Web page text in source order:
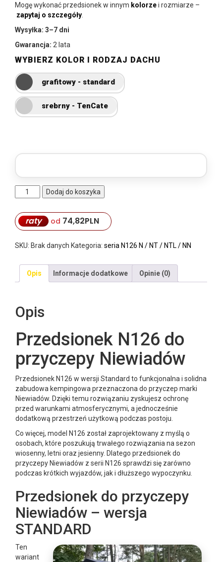
Mogę wykonać przedsionek w innym kolorzei rozmiarze –
zapytaj o szczegóły
Wysyłka: 3–7 dni
Gwarancja: 2 lata
WYBIERZ KOLOR I RODZAJ DACHU
grafitowy - standard
srebrny - TenCate
ilość
przedsionek
N126NTL
N126NN
Dodaj do koszyka
raty od 74,82PLN
SKU: Brak danych Kategoria: seria N126 N / NT / NTL / NN
Opis Informacje dodatkowe Opinie (0)
Opis
Przedsionek N126 do
przyczepy Niewiadów
Przedsionek N126 w wersji Standard to funkcjonalna i solidna
zabudowa kempingowa przeznaczona do przyczep marki
Niewiadów. Dzięki temu rozwiązaniu zyskujesz ochronę
przed warunkami atmosferycznymi, a jednocześnie
dodatkową przestrzeń użytkową podczas postoju.
Co więcej, model N126 został zaprojektowany z myślą o
osobach, które poszukują trwałego rozwiązania na sezon
wiosenny, letni oraz jesienny. Dlatego przedsionek do
przyczepy Niewiadów z serii N126 sprawdzi się zarówno
podczas krótkich wyjazdów, jak i dłuższego wypoczynku.
Przedsionek do przyczepy
Niewiadów – wersja
STANDARD
Ten
wariant